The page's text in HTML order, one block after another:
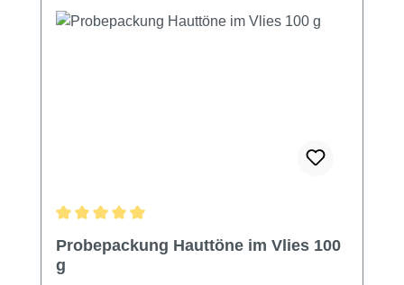
Probepackung Hauttöne im Vlies 100
g